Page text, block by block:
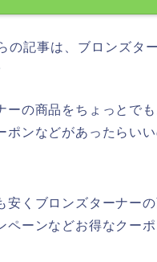
の記事は、ブロンズタ
ーの商品をちょっとで
ポンなどがあったらい
安くブロンズターナー
ペーンなどお得なクー